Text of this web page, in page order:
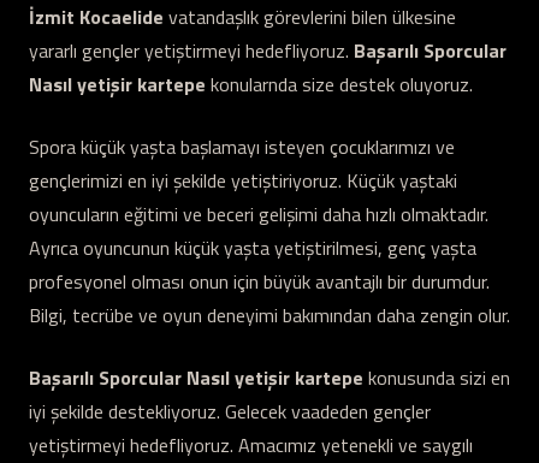
İzmit Kocaelide vatandaşlık görevlerini bilen ülkesine
yararlı gençler yetiştirmeyi hedefliyoruz. Başarılı Sporcular
Nasıl yetişir kartepe konularnda size destek oluyoruz.
Spora küçük yaşta başlamayı isteyen çocuklarımızı ve
gençlerimizi en iyi şekilde yetiştiriyoruz. Küçük yaştaki
oyuncuların eğitimi ve beceri gelişimi daha hızlı olmaktadır.
Ayrıca oyuncunun küçük yaşta yetiştirilmesi, genç yaşta
profesyonel olması onun için büyük avantajlı bir durumdur.
Bilgi, tecrübe ve oyun deneyimi bakımından daha zengin olur.
Başarılı Sporcular Nasıl yetişir kartepe konusunda sizi en
iyi şekilde destekliyoruz. Gelecek vaadeden gençler
yetiştirmeyi hedefliyoruz. Amacımız yetenekli ve saygılı